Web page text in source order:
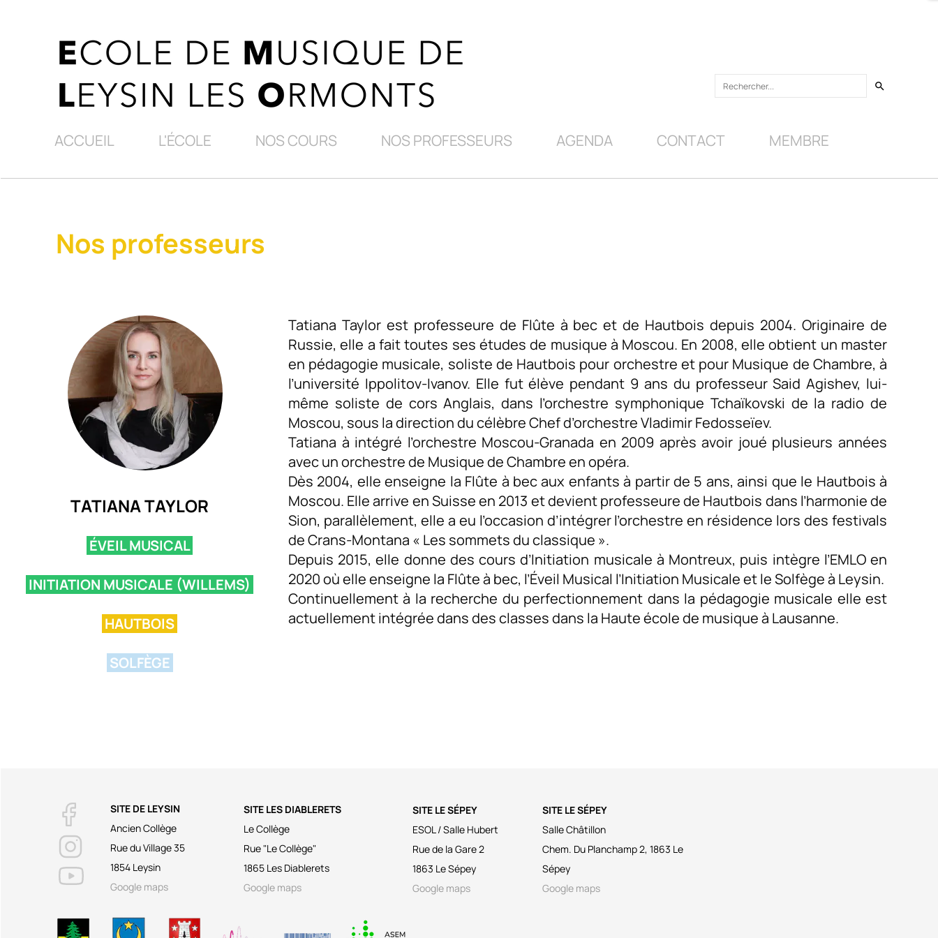
ACCUEIL L'ÉCOLE NOS COURS NOS PROFESSEURS AGENDA CONTACT MEMBRE
search
SITE DE LEYSIN
Ancien Collège
Rue du Village 35
1854 Leysin
Google maps
SITE LE SÉPEY
ESOL / Salle Hubert
Rue de la Gare 2
1863 Le Sépey
Google maps
SITE LES DIABLERETS
Le Collège
Rue "Le Collège"
1865 Les Diablerets
Google maps
SITE LE SÉPEY
Salle Châtillon
Chem. Du Planchamp 2, 1863 Le
Sépey
Google maps
Nos professeurs
Tatiana Taylor est professeure de Flûte à bec et de Hautbois depuis 2004. Originaire de
Russie, elle a fait toutes ses études de musique à Moscou. En 2008, elle obtient un master
en pédagogie musicale, soliste de Hautbois pour orchestre et pour Musique de Chambre, à
l’université Ippolitov-Ivanov. Elle fut élève pendant 9 ans du professeur Said Agishev, lui-
même soliste de cors Anglais, dans l’orchestre symphonique Tchaïkovski de la radio de
Moscou, sous la direction du célèbre Chef d’orchestre Vladimir Fedosseïev.
Tatiana à intégré l’orchestre Moscou-Granada en 2009 après avoir joué plusieurs années
avec un orchestre de Musique de Chambre en opéra.
Dès 2004, elle enseigne la Flûte à bec aux enfants à partir de 5 ans, ainsi que le Hautbois à
Moscou. Elle arrive en Suisse en 2013 et devient professeure de Hautbois dans l’harmonie de
Sion, parallèlement, elle a eu l’occasion d’intégrer l’orchestre en résidence lors des festivals
de Crans-Montana « Les sommets du classique ».
Depuis 2015, elle donne des cours d’Initiation musicale à Montreux, puis intègre l’EMLO en
2020 où elle enseigne la Flûte à bec, l’Éveil Musical l’Initiation Musicale et le Solfège à Leysin.
Continuellement à la recherche du perfectionnement dans la pédagogie musicale elle est
actuellement intégrée dans des classes dans la Haute école de musique à Lausanne.
TATIANA TAYLOR
ÉVEIL MUSICAL
INITIATION MUSICALE (WILLEMS)
HAUTBOIS
SOLFÈGE